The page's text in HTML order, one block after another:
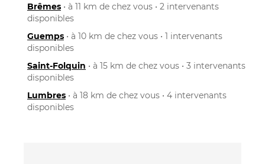
Brêmes • à 11 km de chez vous • 2 intervenants
disponibles
Guemps • à 10 km de chez vous • 1 intervenants
disponibles
Saint-Folquin • à 15 km de chez vous • 3 intervenants
disponibles
Lumbres • à 18 km de chez vous • 4 intervenants
disponibles